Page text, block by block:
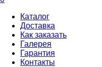
Каталог
Доставка
Как заказать
Галерея
Гарантия
Контакты